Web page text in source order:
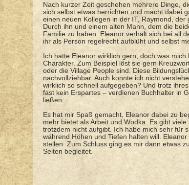
Nach kurzer Zeit geschehen mehrere Dinge,
sich selbst etwas herrichten und macht dabei
einen neuen Kollegen in der IT, Raymond,
Durch ihn und einem alten Mann, dem die
Familie zu haben. Eleanor verhält sich bei all
ihr als Person regelrecht aufblüht und selbst
Ich hatte Eleanor wirklich gern, doch was
Charakter. Zum Beispiel löst sie gern
oder die Village People sind. Diese
nachvollziehbar. Auch konnte ich nicht
wirklich so schnell aufgegeben? Und trotz
fast kein Erspartes – verdienen Buchhalter in
ließen.
Es hat mir Spaß gemacht, Eleanor dabei zu
mehr bietet als Arbeit und Wodka. Es gibt
trotzdem nicht aufgibt. Ich habe mich sehr für
während Höhen und Tiefen halten will.
stellen. Zum Schluss ging es mir dann etwas
Seiten begleitet.